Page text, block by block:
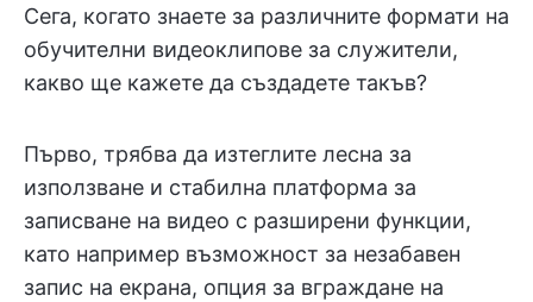
Сега, когато знаете за различните формати на
обучителни видеоклипове за служители,
какво ще кажете да създадете такъв?
Първо, трябва да изтеглите лесна за
използване и стабилна платформа за
записване на видео с разширени функции,
като например възможност за незабавен
запис на екрана, опция за вграждане на